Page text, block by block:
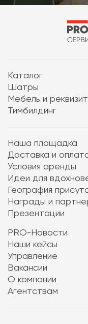
Каталог
Шатры
Мебель и реквизит
Тимбилдинг
Наша площадка
Доставка и
Условия аренды
Идеи для
География
Награды и
Презентации
PRO-Новости
Наши кейсы
Управление
Вакансии
О компании
Агентствам